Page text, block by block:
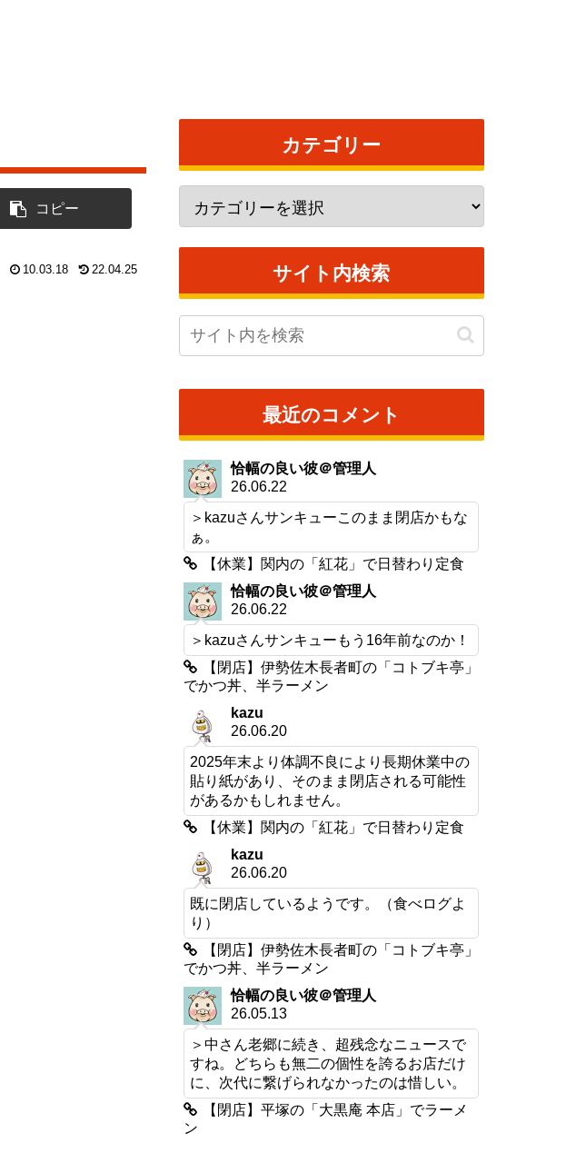
コピー
10.03.18 22.04.25
カテゴリー
サイト内検索
最近のコメント
恰幅の良い彼＠管理人
26.06.22
＞kazuさんサンキューこのまま閉店かもな
ぁ。
【休業】関内の「紅花」で日替わり定食
恰幅の良い彼＠管理人
26.06.22
＞kazuさんサンキューもう16年前なのか！
【閉店】伊勢佐木長者町の「コトブキ亭」
でかつ丼、半ラーメン
kazu
26.06.20
2025年末より体調不良により長期休業中の
貼り紙があり、そのまま閉店される可能性
があるかもしれません。
【休業】関内の「紅花」で日替わり定食
kazu
26.06.20
既に閉店しているようです。（食べログよ
り）
【閉店】伊勢佐木長者町の「コトブキ亭」
でかつ丼、半ラーメン
恰幅の良い彼＠管理人
26.05.13
＞中さん老郷に続き、超残念なニュースで
すね。どちらも無二の個性を誇るお店だけ
に、次代に繋げられなかったのは惜しい。
【閉店】平塚の「大黒庵 本店」でラーメ
ン